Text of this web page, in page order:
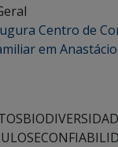
Centro de
em Anastácio